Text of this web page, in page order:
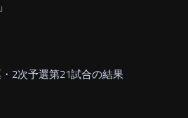
2次予選第21試合の結果